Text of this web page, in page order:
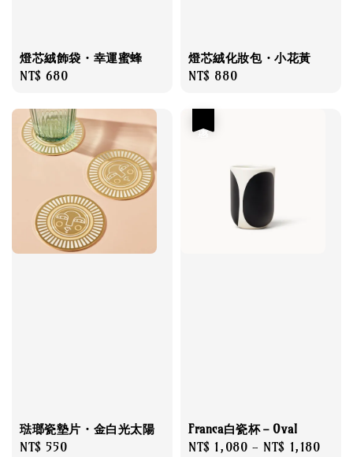
燈芯絨飾袋・幸運蜜蜂
Regular
NT$ 680
燈芯絨化妝包・小花黃
Regular
NT$ 880
琺瑯瓷墊片・金白光太陽
Regular
NT$ 550
Franca白瓷杯－Oval
Sale
NT$ 1,080 - NT$ 1,180